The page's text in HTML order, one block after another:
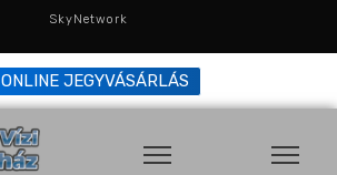
SkyNetwork
ONLINE JEGYVÁSÁRLÁS